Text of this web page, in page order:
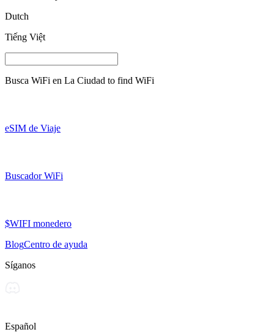
Dutch
Tiếng Việt
Busca WiFi en La Ciudad to find WiFi
eSIM de Viaje
Buscador WiFi
$WIFI monedero
BlogCentro de ayuda
Síganos
Español